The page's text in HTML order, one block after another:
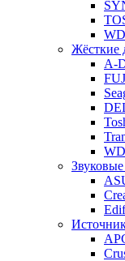
WD
Жёсткие
A-
WD